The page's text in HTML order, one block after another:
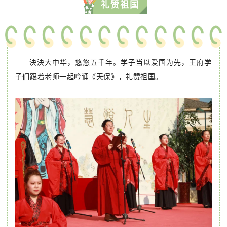
礼赞祖国
泱泱大中华，悠悠五千年。学子当以爱国为先，王府学
子们跟着老师一起吟诵《天保》，礼赞祖国。